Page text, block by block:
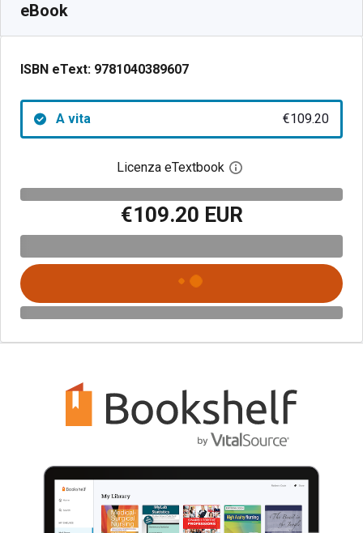
eBook
ISBN eText: 9781040389607
A vita €109.20
Licenza eTextbook Apri la finestra di
€109.20 EUR